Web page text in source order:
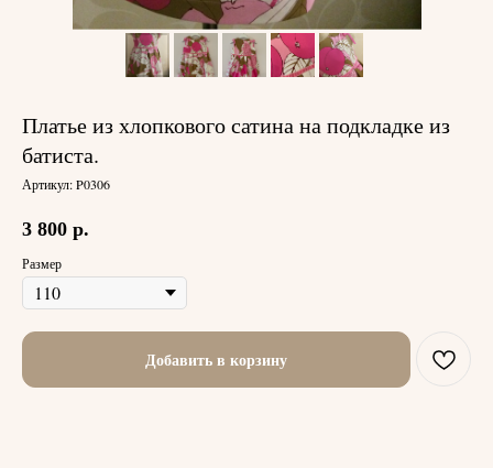
Платье из хлопкового сатина на подкладке из
батиста.
Артикул:P0306
3 800 р.
Размер
Добавить в корзину